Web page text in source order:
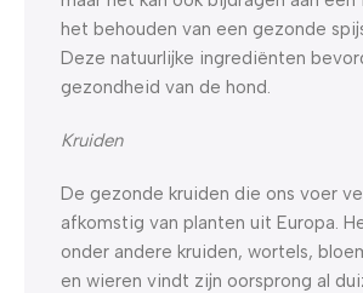
het behouden van een gezonde
Deze natuurlijke ingrediënten
gezondheid van de hond.
Kruiden
De gezonde kruiden die ons voer
afkomstig van planten uit Europa.
onder andere kruiden, wortels,
en wieren vindt zijn oorsprong al